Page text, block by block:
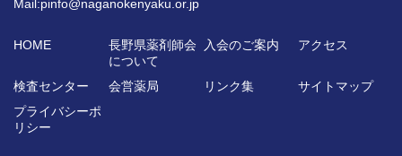
Mail:pinfo@naganokenyaku.or.jp
HOME
長野県薬剤師会
について
入会のご案内 アクセス
検査センター 会営薬局 リンク集
サイトマップ
プライバシーポ
リシー